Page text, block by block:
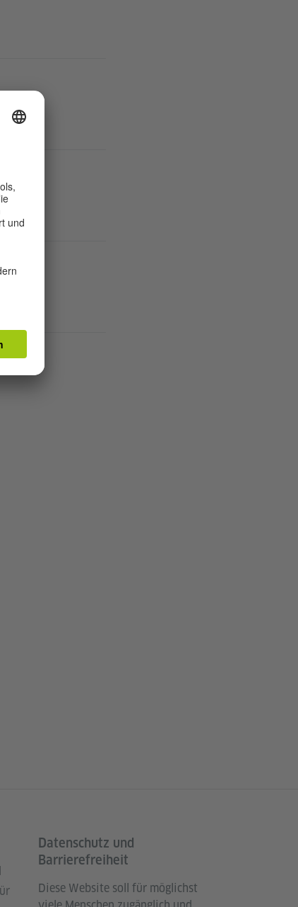
Datenschutz und
Barrierefreiheit
Diese Website soll für möglichst